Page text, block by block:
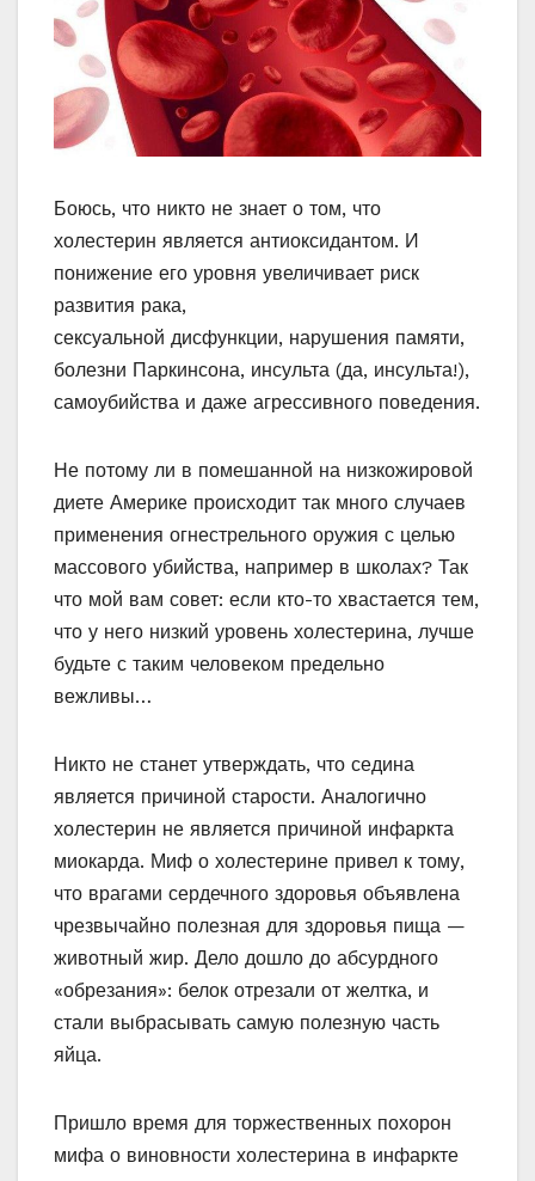
Боюсь, что никто не знает о том, что
холестерин является антиоксидантом. И
понижение его уровня увеличивает риск
развития рака,
сексуальной дисфункции, нарушения памяти,
болезни Паркинсона, инсульта (да, инсульта!),
самоубийства и даже агрессивного поведения.
Не потому ли в помешанной на низкожировой
диете Америке происходит так много случаев
применения огнестрельного оружия с целью
массового убийства, например в школах? Так
что мой вам совет: если кто-то хвастается тем,
что у него низкий уровень холестерина, лучше
будьте с таким человеком предельно
вежливы…
Никто не станет утверждать, что седина
является причиной старости. Аналогично
холестерин не является причиной инфаркта
миокарда. Миф о холестерине привел к тому,
что врагами сердечного здоровья объявлена
чрезвычайно полезная для здоровья пища —
животный жир. Дело дошло до абсурдного
«обрезания»: белок отрезали от желтка, и
стали выбрасывать самую полезную часть
яйца.
Пришло время для торжественных похорон
мифа о виновности холестерина в инфаркте